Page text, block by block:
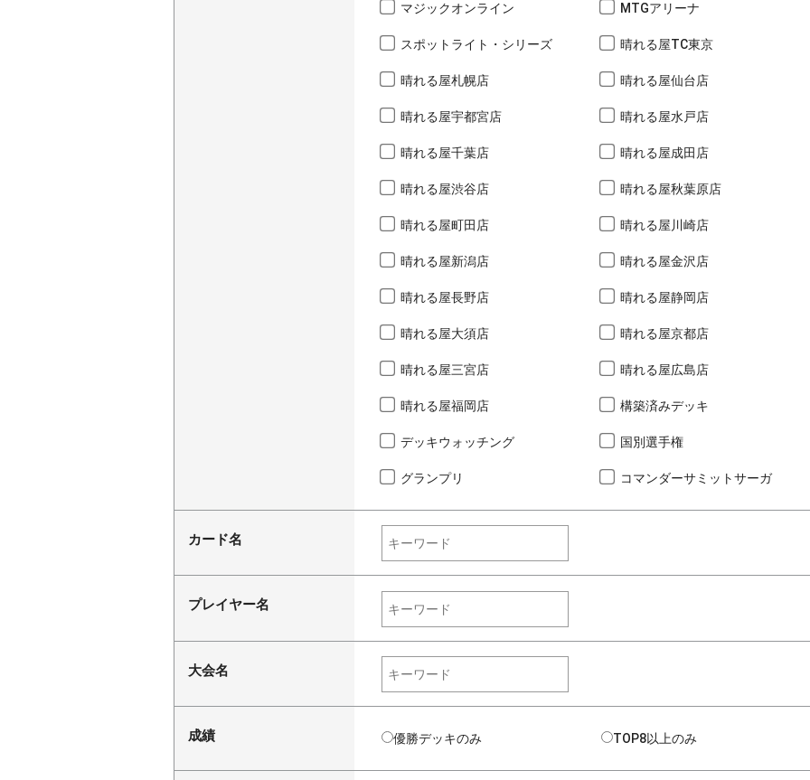
マジックオンライン MTGアリーナ
スポットライト・シリーズ 晴れる屋TC東京
晴れる屋札幌店 晴れる屋仙台店
晴れる屋宇都宮店 晴れる屋水戸店
晴れる屋千葉店 晴れる屋成田店
晴れる屋渋谷店 晴れる屋秋葉原店
晴れる屋町田店 晴れる屋川崎店
晴れる屋新潟店 晴れる屋金沢店
晴れる屋長野店 晴れる屋静岡店
晴れる屋大須店 晴れる屋京都店
晴れる屋三宮店 晴れる屋広島店
晴れる屋福岡店 構築済みデッキ
デッキウォッチング 国別選手権
グランプリ コマンダーサミットサーガ
カード名
プレイヤー名
大会名
成績 優勝デッキのみ TOP8以上のみ